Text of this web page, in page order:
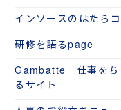
インソースのはたら
研修を語るpage
Gambatte 仕事をち
るサイト